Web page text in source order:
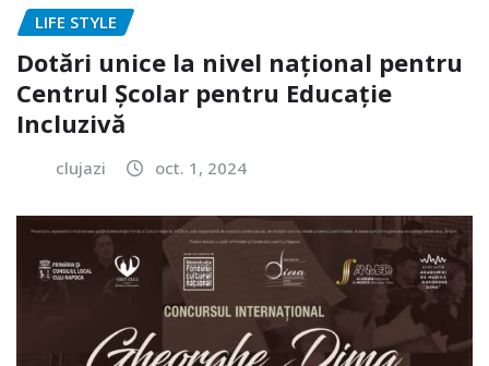
LIFE STYLE
Dotări unice la nivel național pentru
Centrul Școlar pentru Educație
Incluzivă
clujazi oct. 1, 2024